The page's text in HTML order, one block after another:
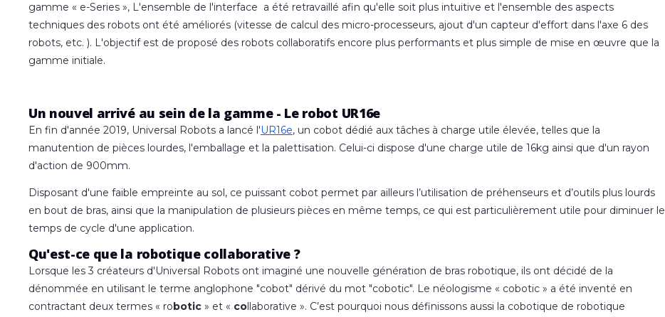
gamme « e-Series », L'ensemble de l'interface a été retravaillé afin qu'elle soit plus intuitive et l'ensemble des aspects
techniques des robots ont été améliorés (vitesse de calcul des micro-processeurs, ajout d'un capteur d'effort dans l'axe 6 des
robots, etc. ). L'objectif est de proposé des robots collaboratifs encore plus performants et plus simple de mise en œuvre que la
gamme initiale.
Un nouvel arrivé au sein de la gamme - Le robot UR16e
En fin d'année 2019, Universal Robots a lancé l'UR16e, un cobot dédié aux tâches à charge utile élevée, telles que la
manutention de pièces lourdes, l'emballage et la palettisation. Celui-ci dispose d'une charge utile de 16kg ainsi que d'un rayon
d'action de 900mm.
Disposant d'une faible empreinte au sol, ce puissant cobot permet par ailleurs l’utilisation de préhenseurs et d’outils plus lourds
en bout de bras, ainsi que la manipulation de plusieurs pièces en même temps, ce qui est particulièrement utile pour diminuer le
temps de cycle d'une application.
Qu'est-ce que la robotique collaborative ?
Lorsque les 3 créateurs d'Universal Robots ont imaginé une nouvelle génération de bras robotique, ils ont décidé de la
dénommée en utilisant le terme anglophone "cobot" dérivé du mot "cobotic". Le néologisme « cobotic » a été inventé en
contractant deux termes « ro botic » et « co llaborative ». C’est pourquoi nous définissons aussi la cobotique de robotique